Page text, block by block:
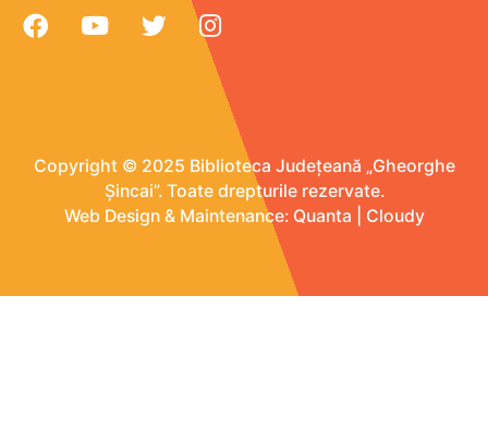
Copyright © 2025 Biblioteca Județeană „Gheorghe
Șincai”. Toate drepturile rezervate.
Web Design & Maintenance: Quanta Cloudy